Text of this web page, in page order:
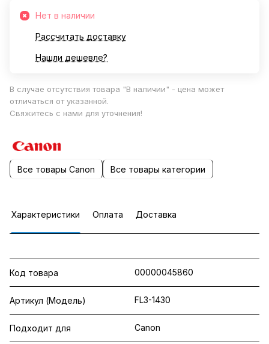
Нет в наличии
Рассчитать доставку
Нашли дешевле?
В случае отсутствия товара "В наличии" - цена может
отличаться от указанной.
Свяжитесь с нами для уточнения!
Все товары Canon Все товары категории
Характеристики Оплата Доставка
Код товара 00000045860
Артикул (Модель) FL3-1430
Подходит для Canon